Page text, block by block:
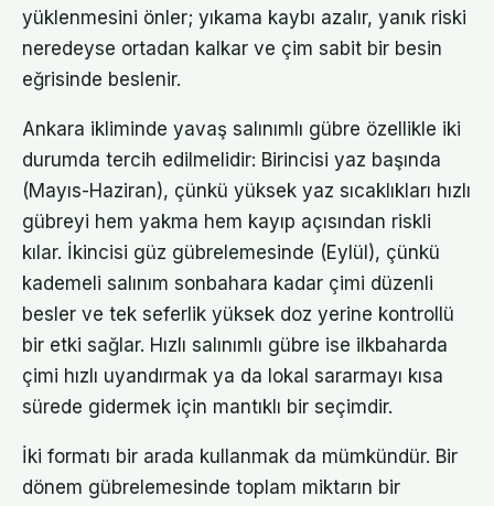
yüklenmesini önler; yıkama kaybı azalır, yanık riski
neredeyse ortadan kalkar ve çim sabit bir besin
eğrisinde beslenir.
Ankara ikliminde yavaş salınımlı gübre özellikle iki
durumda tercih edilmelidir: Birincisi yaz başında
(Mayıs-Haziran), çünkü yüksek yaz sıcaklıkları hızlı
gübreyi hem yakma hem kayıp açısından riskli
kılar. İkincisi güz gübrelemesinde (Eylül), çünkü
kademeli salınım sonbahara kadar çimi düzenli
besler ve tek seferlik yüksek doz yerine kontrollü
bir etki sağlar. Hızlı salınımlı gübre ise ilkbaharda
çimi hızlı uyandırmak ya da lokal sararmayı kısa
sürede gidermek için mantıklı bir seçimdir.
İki formatı bir arada kullanmak da mümkündür. Bir
dönem gübrelemesinde toplam miktarın bir